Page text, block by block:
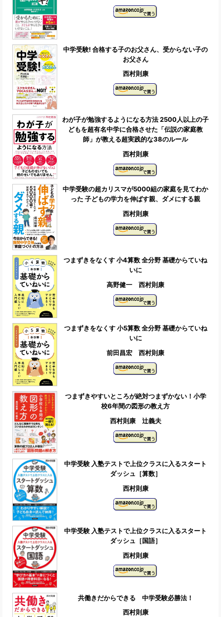
中学受験! 合格する子のお父さん、受からない子の
お父さん
西村則康
わが子が勉強するようになる方法 2500人以上の子
どもを超有名中学に合格させた「伝説の家庭教
師」が教える超実践的な38のルール
西村則康
中学受験の超カリスマが5000組の家庭を見てわか
った 子どもの学力を伸ばす親、ダメにする親
西村則康
つまずきをなくす 小4算数 全分野 基礎からていね
いに
高野健一 西村則康
つまずきをなくす 小5算数 全分野 基礎からていね
いに
前田昌宏 西村則康
つまずきやすいところが絶対つまずかない！小学
校6年間の図形の教え方
西村則康 辻義夫
中学受験 入塾テストで上位クラスに入るスタート
ダッシュ［算数］
西村則康
中学受験 入塾テストで上位クラスに入るスタート
ダッシュ［国語］
西村則康
共働きだからできる 中学受験必勝法！
西村則康